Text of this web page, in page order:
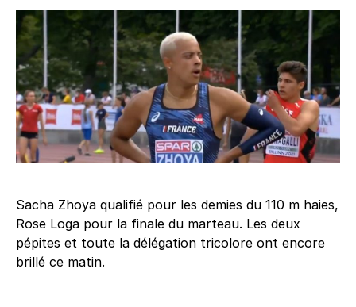
Sacha Zhoya qualifié pour les demies du 110 m haies,
Rose Loga pour la finale du marteau. Les deux
pépites et toute la délégation tricolore ont encore
brillé ce matin.